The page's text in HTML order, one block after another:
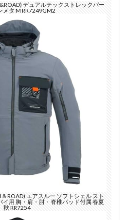
デュアルテックストレックパー
メタ M RR7249GM2
ROAD) エアスルー ソフトシェル スト
イ用 胸・肩・肘・脊椎パッド付属 春夏
秋 RR7254